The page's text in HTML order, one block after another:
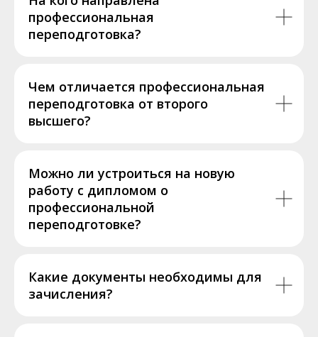
профессиональная
переподготовка?
Чем отличается профессиональная
переподготовка от второго
высшего?
Можно ли устроиться на новую
работу с дипломом о
профессиональной
переподготовке?
Какие документы необходимы для
зачисления?